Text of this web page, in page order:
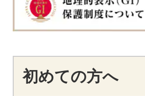
初めての方へ